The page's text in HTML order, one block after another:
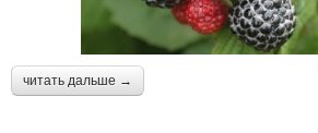
читать дальше →